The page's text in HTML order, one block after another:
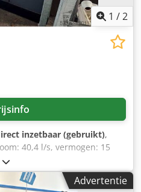
1 /2
inzetbaar (gebruikt),
40,4 l/s, vermogen: 15
van de machine: ca. 450
mogelijk. Dwjdpfx Aowfg
Advertentie